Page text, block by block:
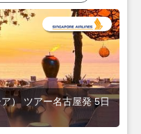
） ツアー名古屋発 5日